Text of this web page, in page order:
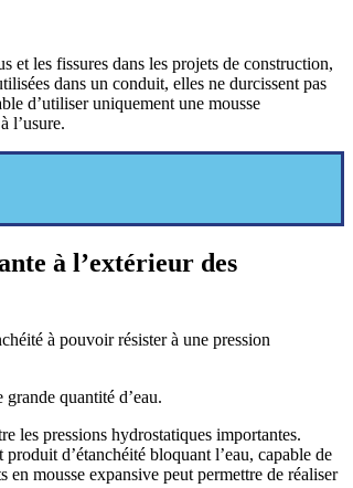
et les fissures dans les projets de construction,
dans un conduit, elles ne durcissent pas
d’utiliser uniquement une mousse
l’usure.
à l’extérieur des
à pouvoir résister à une pression
les pressions hydrostatiques importantes.
d’étanchéité bloquant l’eau, capable de
mousse expansive peut permettre de réaliser